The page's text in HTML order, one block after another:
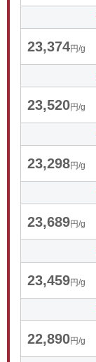
23,374円/g
23,520円/g
23,298円/g
23,689円/g
23,459円/g
22,890円/g